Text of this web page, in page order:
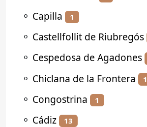
⚬ Capilla 1
⚬ Castellfollit de Riubregós
⚬ Cespedosa de Agadones
⚬ Chiclana de la Frontera 1
⚬ Congostrina 1
⚬ Cádiz 13